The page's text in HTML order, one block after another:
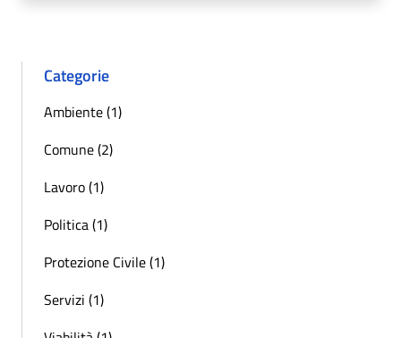
Categorie
Ambiente (1)
Comune (2)
Lavoro (1)
Politica (1)
Protezione Civile (1)
Servizi (1)